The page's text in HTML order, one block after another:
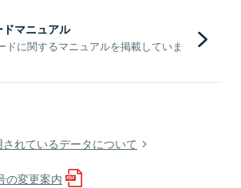
マニュアル
ドに関するマニュアルを掲載していま
れているデータについて
の変更案内